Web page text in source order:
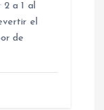
a 1 al
el
de